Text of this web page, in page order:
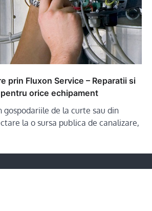
prin Fluxon Service – Reparatii si
orice echipament
gospodariile de la curte sau din
la o sursa publica de canalizare,